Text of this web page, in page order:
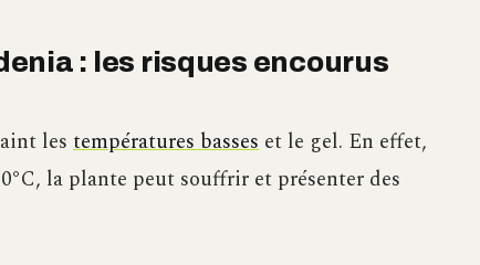
: les risques encourus
les températures basses et le gel. En effet,
la plante peut souffrir et présenter des